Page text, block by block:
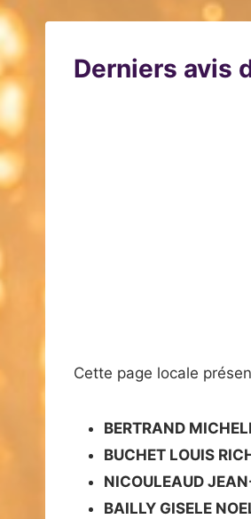
Derniers avis
Cette page locale
BERTRAND
BUCHET LOUIS
NICOULEAUD
BAILLY GISELE